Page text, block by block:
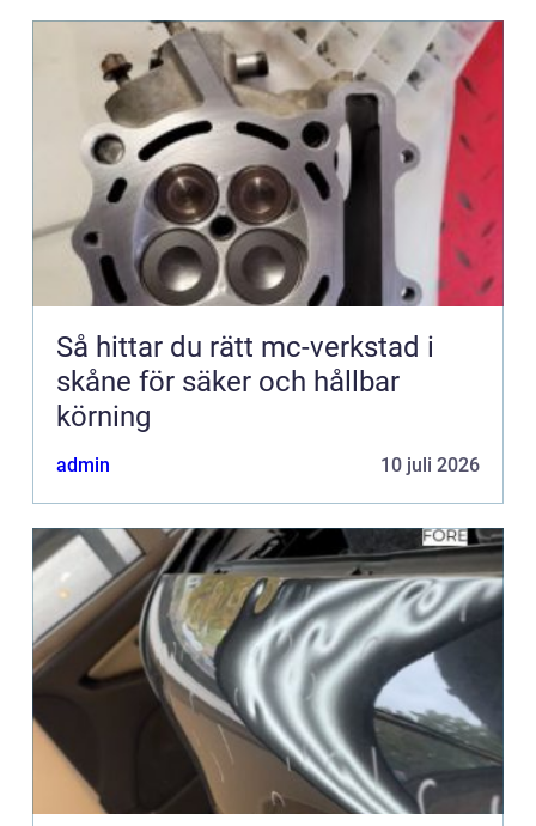
Så hittar du rätt mc-verkstad i
skåne för säker och hållbar
körning
admin 10 juli 2026